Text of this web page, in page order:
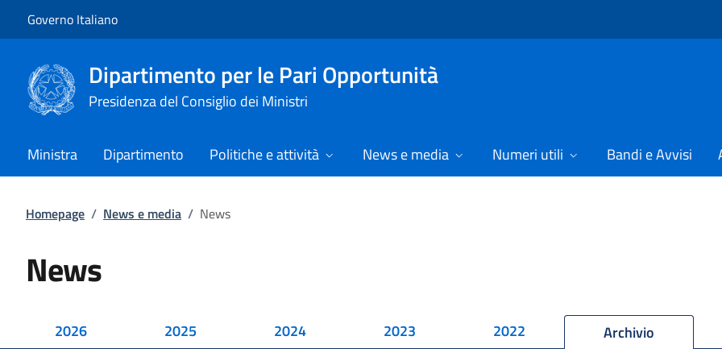
Governo Italiano
Dipartimento per le Pari Opportunità
Presidenza del Consiglio dei Ministri
Ministra Dipartimento Politiche e attività News e media Numeri utili Bandi e Avvisi
Homepage / News e media / News
News
2026 2025 2024 2023 2022 Archivio